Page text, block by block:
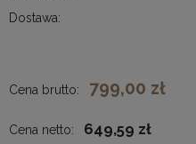
Dostawa:
Cena brutto: 799,00 zł
Cena netto: 649,59 zł